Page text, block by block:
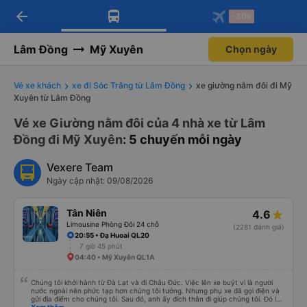
Tải app Vexere ngay!
Nhận ưu đãi thành viên độc
Mở app
Tải app Vexere
-30k/ghế khi đặt vé máy bay qua
Mở app
arrow_back -30k
Lâm Đồng Mỹ Xuyên Chọn ngày
Vé xe khách xe đi Sóc Trăng từ Lâm Đồng
xe giường nằm đôi đi Mỹ
Xuyên từ Lâm Đồng
Vé xe Giường nằm đôi của 4 nhà xe từ Lâm
Đồng đi Mỹ Xuyên: 5 chuyến mỗi ngày
Vexere Team
Ngày cập nhật: 09/08/2026
Tân Niên
Limousine Phòng Đôi 24 chỗ
4.6
(2281 đánh giá)
20:55 • Đạ Huoai QL20
7 giờ 45 phút
04:40 • Mỹ Xuyên QL1A
Chúng tôi khởi hành từ Đà Lạt và đi Châu Đức. Việc lên xe buýt vì là người
nước ngoài nên phức tạp hơn chúng tôi tưởng. Nhưng phụ xe đã gọi điện và
gửi địa điểm cho chúng tôi. Sau đó, anh ấy đích thân đi giúp chúng tôi. Đó là